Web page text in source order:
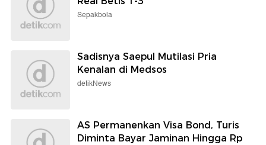
Sepakbola
Sadisnya Saepul Mutilasi Pria
Kenalan di Medsos
detikNews
AS Permanenkan Visa Bond, Turis
Diminta Bayar Jaminan Hingga Rp